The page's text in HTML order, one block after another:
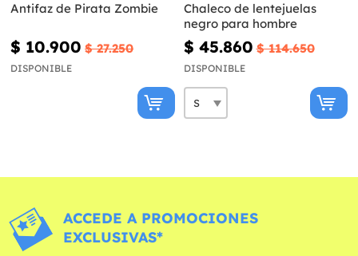
Antifaz de Pirata Zombie
$ 10.900 $ 27.250
DISPONIBLE
Chaleco de lentejuelas
negro para hombre
$ 45.860 $ 114.650
DISPONIBLE
ACCEDE A PROMOCIONES
EXCLUSIVAS*